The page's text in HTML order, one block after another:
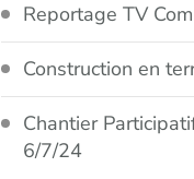
Reportage TV Com
Construction en
Chantier
6/7/24